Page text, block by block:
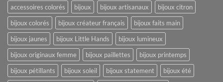
accessoires colorés bijoux bijoux artisanaux
bijoux citron
bijoux colorés
bijoux créateur français
bijoux faits main
bijoux jaunes
bijoux Little Hands
bijoux lumineux
bijoux originaux femme
bijoux paillettes
bijoux printemps
bijoux pétillants
bijoux soleil bijoux statement
bijoux été